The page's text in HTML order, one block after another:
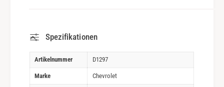
Spezifikationen
Artikelnummer D1297
Marke Chevrolet